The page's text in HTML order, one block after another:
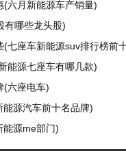
(六月新能源车产销量)
有哪些龙头股)
七座车新能源suv排行榜前
能源七座车有哪几款)
(六座电车)
源汽车前十名品牌)
能源me部门)